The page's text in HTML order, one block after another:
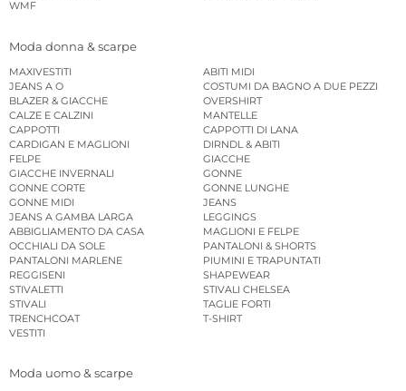
WMF
Moda donna & scarpe
MAXIVESTITI
ABITI MIDI
JEANS A O
COSTUMI DA BAGNO A DUE PEZZI
BLAZER & GIACCHE
OVERSHIRT
CALZE E CALZINI
MANTELLE
CAPPOTTI
CAPPOTTI DI LANA
CARDIGAN E MAGLIONI
DIRNDL & ABITI
FELPE
GIACCHE
GIACCHE INVERNALI
GONNE
GONNE CORTE
GONNE LUNGHE
GONNE MIDI
JEANS
JEANS A GAMBA LARGA
LEGGINGS
ABBIGLIAMENTO DA CASA
MAGLIONI E FELPE
OCCHIALI DA SOLE
PANTALONI & SHORTS
PANTALONI MARLENE
PIUMINI E TRAPUNTATI
REGGISENI
SHAPEWEAR
STIVALETTI
STIVALI CHELSEA
STIVALI
TAGLIE FORTI
TRENCHCOAT
T-SHIRT
VESTITI
Moda uomo & scarpe